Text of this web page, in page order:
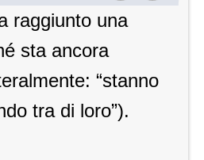
raggiunto una
sta ancora
“stanno
tra di loro”).